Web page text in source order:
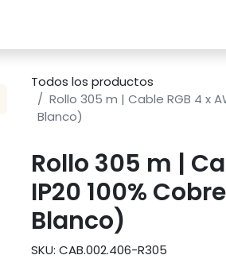
Todos los productos
Rollo 305 m | Cable RGB 4 x
Blanco)
Rollo 305 m |
IP20 100%
Blanco)
SKU: CAB.002.406-R305